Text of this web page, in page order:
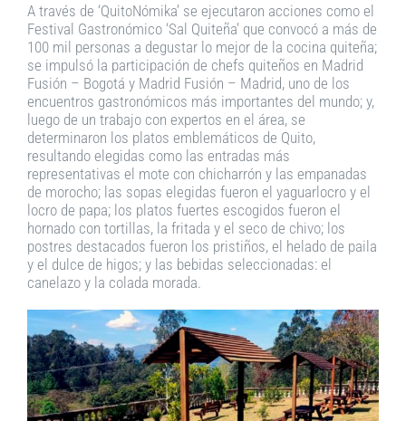
A través de ‘QuitoNómika’ se ejecutaron acciones como el
Festival Gastronómico ‘Sal Quiteña’ que convocó a más de
100 mil personas a degustar lo mejor de la cocina quiteña;
se impulsó la participación de chefs quiteños en Madrid
Fusión – Bogotá y Madrid Fusión – Madrid, uno de los
encuentros gastronómicos más importantes del mundo; y,
luego de un trabajo con expertos en el área, se
determinaron los platos emblemáticos de Quito,
resultando elegidas como las entradas más
representativas el mote con chicharrón y las empanadas
de morocho; las sopas elegidas fueron el yaguarlocro y el
locro de papa; los platos fuertes escogidos fueron el
hornado con tortillas, la fritada y el seco de chivo; los
postres destacados fueron los pristiños, el helado de paila
y el dulce de higos; y las bebidas seleccionadas: el
canelazo y la colada morada.